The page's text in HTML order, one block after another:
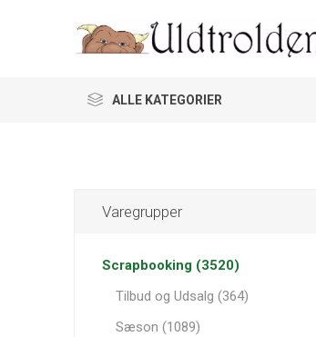
ALLE KATEGORIER
Varegrupper
Scrapbooking (3520)
Tilbud og Udsalg (364)
Sæson (1089)